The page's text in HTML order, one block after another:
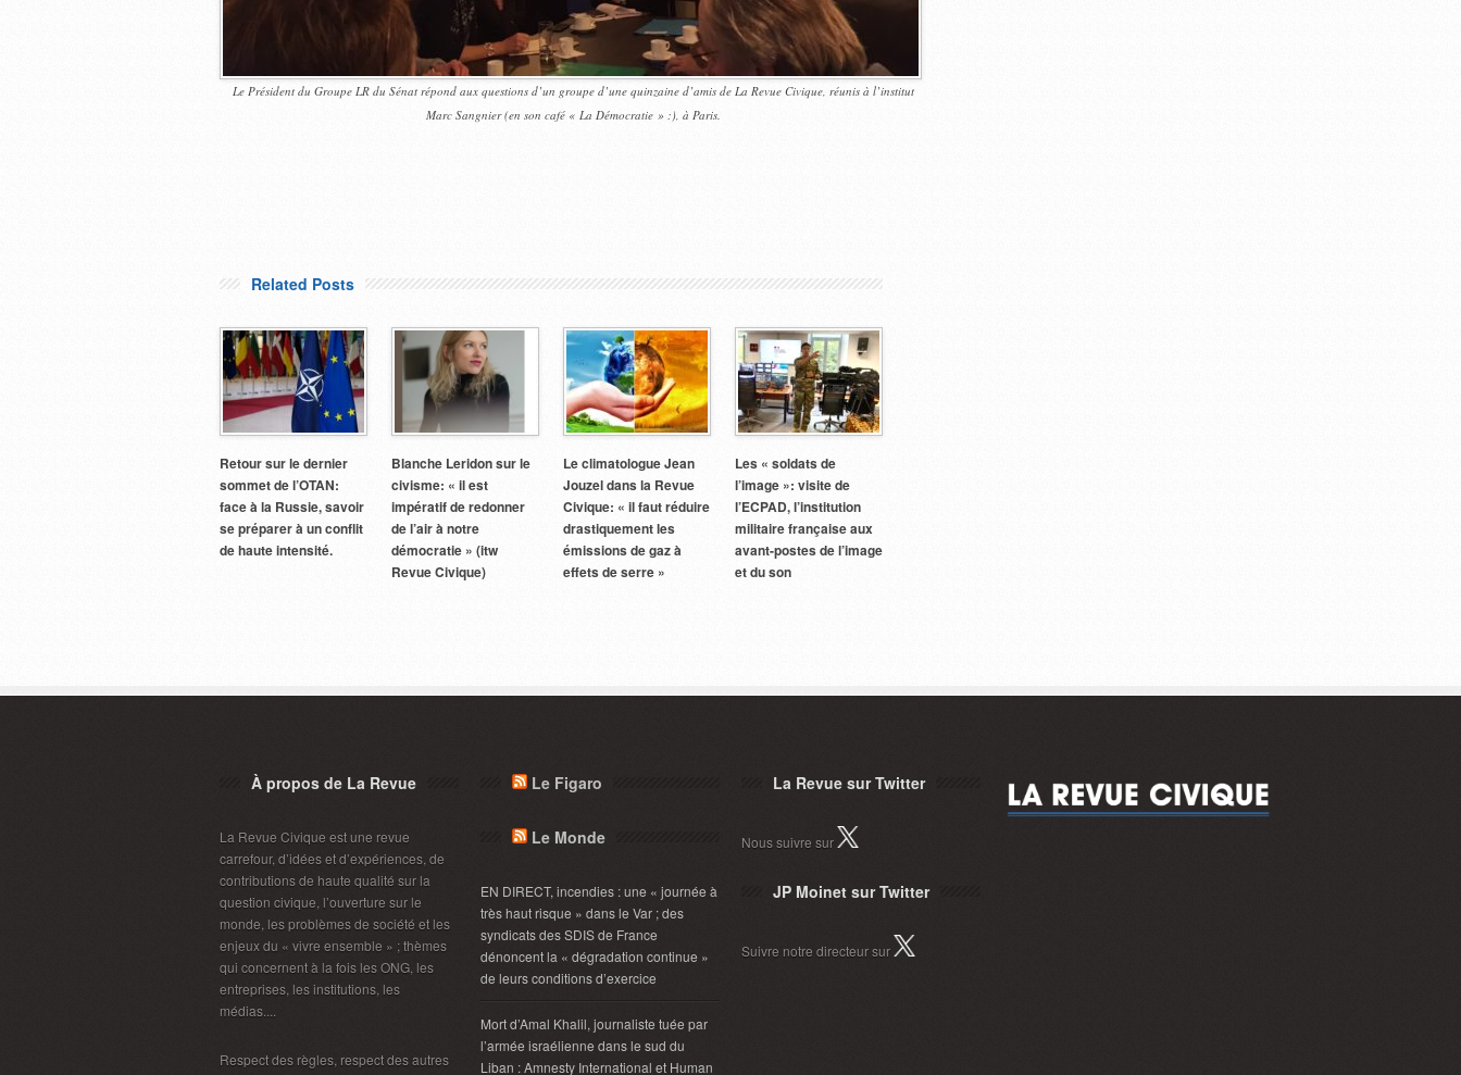
Le Président du Groupe LR du Sénat répond aux questions d’un groupe d’une quinzaine d’amis de La Revue Civique, réunis à l’institut
Marc Sangnier (en son café « La Démocratie » :), à Paris.
Related Posts
Retour sur le dernier
sommet de l’OTAN:
face à la Russie, savoir
se préparer à un conflit
de haute intensité.
Blanche Leridon sur le
civisme: « il est
impératif de redonner
de l’air à notre
démocratie » (itw
Revue Civique)
Le climatologue Jean
Jouzel dans la Revue
Civique: « il faut réduire
drastiquement les
émissions de gaz à
effets de serre »
Les « soldats de
l’image »: visite de
l’ECPAD, l’institution
militaire française aux
avant-postes de l’image
et du son
À propos de La Revue
La Revue Civique est une revue
carrefour, d’idées et d’expériences, de
contributions de haute qualité sur la
question civique, l’ouverture sur le
monde, les problèmes de société et les
enjeux du « vivre ensemble » ; thèmes
qui concernent à la fois les ONG, les
entreprises, les institutions, les
médias....
Respect des règles, respect des autres
Le Figaro
Le Monde
EN DIRECT, incendies : une « journée à
très haut risque » dans le Var ; des
syndicats des SDIS de France
dénoncent la « dégradation continue »
de leurs conditions d’exercice
Mort d’Amal Khalil, journaliste tuée par
l’armée israélienne dans le sud du
Liban : Amnesty International et Human
La Revue sur Twitter
Nous suivre sur
JP Moinet sur Twitter
Suivre notre directeur sur